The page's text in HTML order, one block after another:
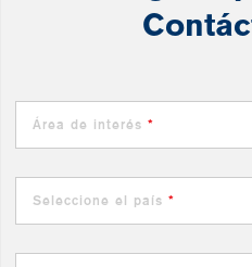
Área de interés *
Seleccione el país *